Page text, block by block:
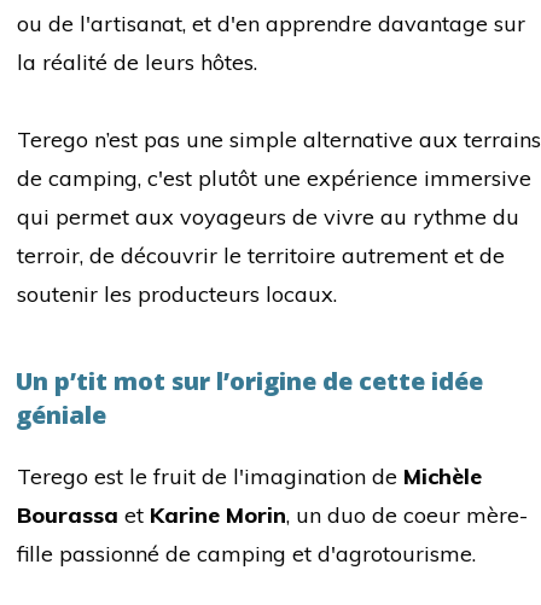
ou de l'artisanat, et d'en apprendre davantage sur
la réalité de leurs hôtes.
Terego n’est pas une simple alternative aux terrains
de camping, c'est plutôt une expérience immersive
qui permet aux voyageurs de vivre au rythme du
terroir, de découvrir le territoire autrement et de
soutenir les producteurs locaux.
Un p’tit mot sur l’origine de cette idée
géniale
Terego est le fruit de l'imagination de Michèle
Bourassa et Karine Morin, un duo de coeur mère-
fille passionné de camping et d'agrotourisme.